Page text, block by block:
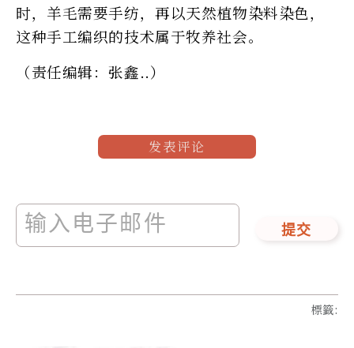
时，羊毛需要手纺，再以天然植物染料染色，
这种手工编织的技术属于​​牧养社会。
（责任编辑：张鑫..）
发表评论
提交
標籤: